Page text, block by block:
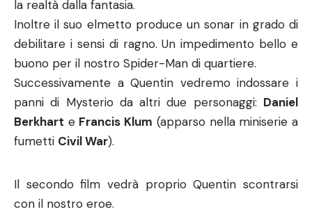
la realtà dalla fantasia.
Inoltre il suo elmetto produce un sonar in grado di
debilitare i sensi di ragno. Un impedimento bello e
buono per il nostro Spider-Man di quartiere.
Successivamente a Quentin vedremo indossare i
panni di Mysterio da altri due personaggi: Daniel
Berkhart e Francis Klum (apparso nella miniserie a
fumetti Civil War).
Il secondo film vedrà proprio Quentin scontrarsi
con il nostro eroe.